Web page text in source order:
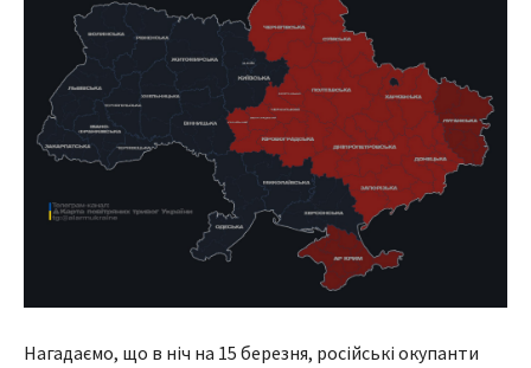
Нагадаємо, що в ніч на 15 березня, російські окупанти